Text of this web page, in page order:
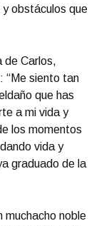
obstáculos que
de Carlos,
“Me siento tan
que has
a mi vida y
los momentos
vida y
graduado de la
muchacho noble